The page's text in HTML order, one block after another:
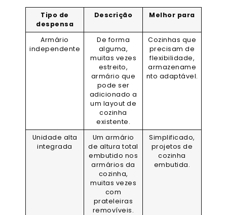
Tipo de
despensa
Descrição Melhor para
Armário
independente
De forma
alguma,
muitas vezes
estreito,
armário que
pode ser
adicionado a
um layout de
cozinha
existente.
Cozinhas que
precisam de
flexibilidade,
armazename
nto adaptável.
Unidade alta
integrada
Um armário
de altura total
embutido nos
armários da
cozinha,
muitas vezes
com
prateleiras
removíveis.
Simplificado,
projetos de
cozinha
embutida.